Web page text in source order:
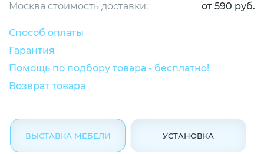
Москва стоимость доставки:
от 590 руб.
Способ оплаты
Гарантия
Помощь по подбору товара - бесплатно!
Возврат товара
ВЫСТАВКА МЕБЕЛИ УСТАНОВКА